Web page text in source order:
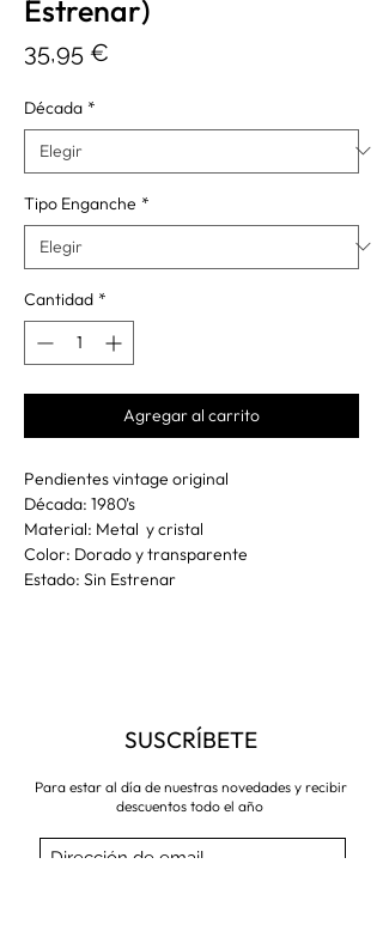
Estrenar)
35,95 €
Década *
Tipo Enganche *
Cantidad *
Agregar al carrito
Pendientes vintage original
Década: 1980's
Material: Metal y cristal
Color: Dorado y transparente
Estado: Sin Estrenar
SUSCRÍBETE
Para estar al día de nuestras novedades y recibir
descuentos todo el año